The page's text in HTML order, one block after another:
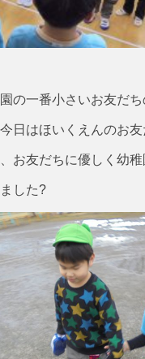
の一番小さいお友だち
日はほいくえんのお
お友だちに優しく幼
した?